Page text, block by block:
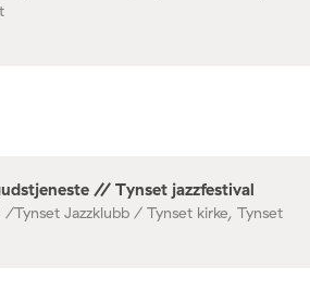
// Tynset jazzfestival
/Tynset Jazzklubb / Tynset kirke, Tynset